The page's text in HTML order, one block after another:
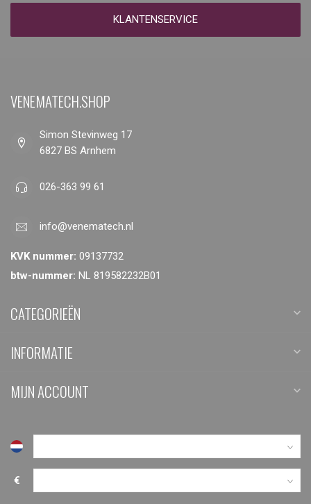
KLANTENSERVICE
VENEMATECH.SHOP
Simon Stevinweg 17
6827 BS Arnhem
026-363 99 61
info@venematech.nl
KVK nummer: 09137732
btw-nummer: NL 819582232B01
CATEGORIEËN
INFORMATIE
MIJN ACCOUNT
€